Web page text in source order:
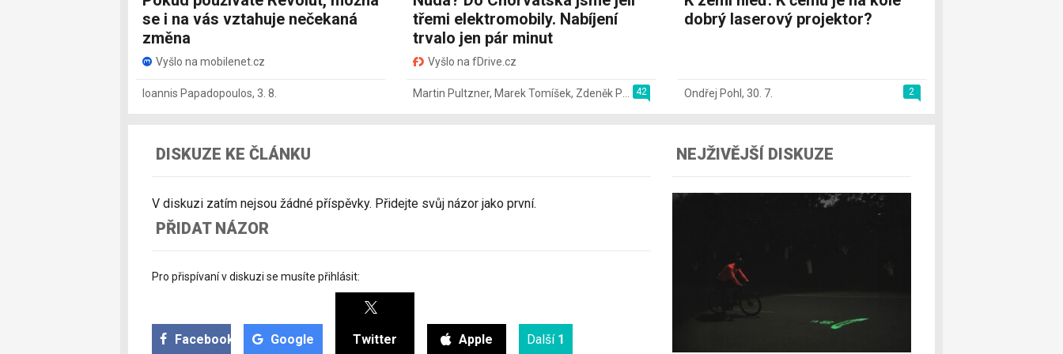
se i na vás vztahuje nečekaná
změna
Vyšlo na mobilenet.cz
Ioannis Papadopoulos, 3. 8.
třemi elektromobily. Nabíjení
trvalo jen pár minut
Vyšlo na fDrive.cz
42
Martin Pultzner, Marek Tomíšek, Zdeněk Pečený
dobrý laserový projektor?
2
Ondřej Pohl , 30. 7.
DISKUZE KE ČLÁNKU
V diskuzi zatím nejsou žádné příspěvky. Přidejte svůj názor jako první.
PŘIDAT NÁZOR
Pro přispívaní v diskuzi se musíte přihlásit:
Facebook Google Twitter Apple Další 1
NEJŽIVĚJŠÍ DISKUZE